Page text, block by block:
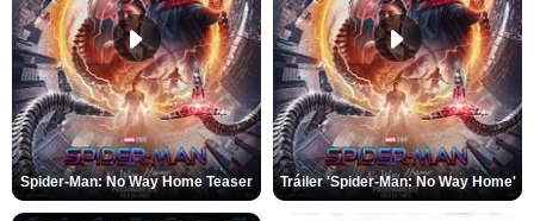
Spider-Man: No Way Home Teaser Tráiler 'Spider-Man: No Way Home'